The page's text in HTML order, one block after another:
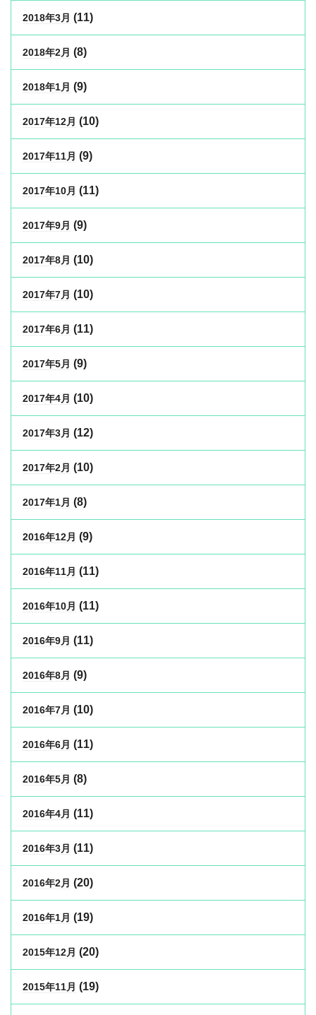
2018年3月 (11)
2018年2月 (8)
2018年1月 (9)
2017年12月 (10)
2017年11月 (9)
2017年10月 (11)
2017年9月 (9)
2017年8月 (10)
2017年7月 (10)
2017年6月 (11)
2017年5月 (9)
2017年4月 (10)
2017年3月 (12)
2017年2月 (10)
2017年1月 (8)
2016年12月 (9)
2016年11月 (11)
2016年10月 (11)
2016年9月 (11)
2016年8月 (9)
2016年7月 (10)
2016年6月 (11)
2016年5月 (8)
2016年4月 (11)
2016年3月 (11)
2016年2月 (20)
2016年1月 (19)
2015年12月 (20)
2015年11月 (19)